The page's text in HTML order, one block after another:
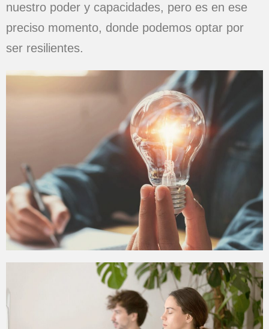
nuestro poder y capacidades, pero es en ese
preciso momento, donde podemos optar por
ser resilientes.